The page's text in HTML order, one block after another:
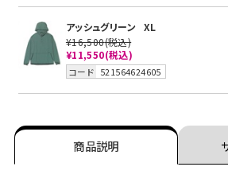
アッシュグリーン XL
¥16,500(税込)
¥11,550(税込)
コード 521564624605
商品説明